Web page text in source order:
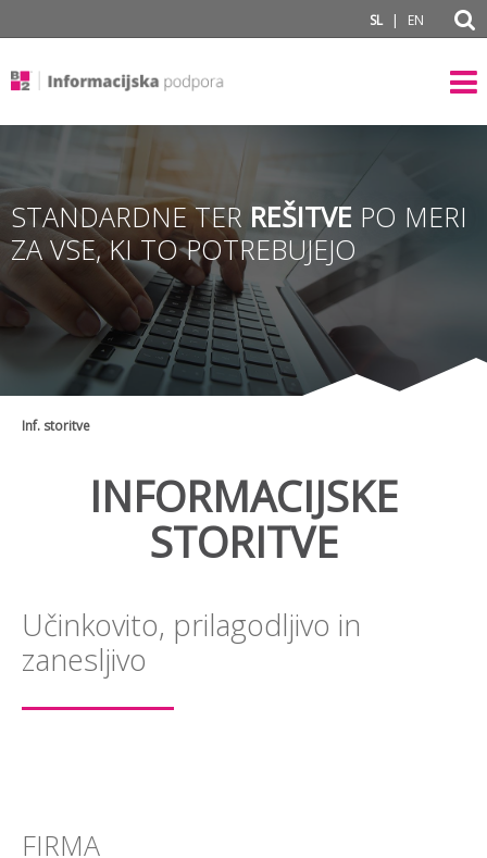
SL | EN
STANDARDNE TER REŠITVE PO MERI
ZA VSE, KI TO POTREBUJEJO
Inf. storitve
INFORMACIJSKE
STORITVE
Učinkovito, prilagodljivo in
zanesljivo
FIRMA